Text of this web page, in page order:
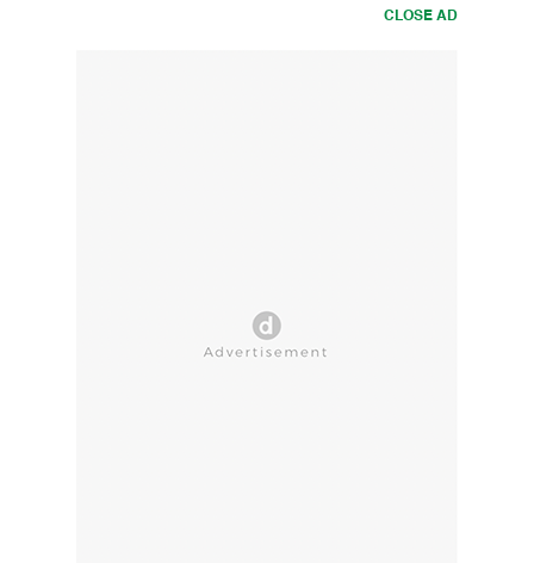
CLOSE AD